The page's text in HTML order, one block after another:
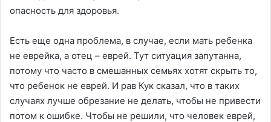
опасность для здоровья.
Есть еще одна проблема, в случае, если мать ребенка
не еврейка, а отец – еврей. Тут ситуация запутанна,
потому что часто в смешанных семьях хотят скрыть то,
что ребенок не еврей. И рав Кук сказал, что в таких
случаях лучше обрезание не делать, чтобы не привести
потом к ошибке. Чтобы не решили, что человек еврей,